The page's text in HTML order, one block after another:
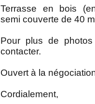
Terrasse en bois
semi couverte de 40
Pour plus de
contacter.
Ouvert à la
Cordialement,